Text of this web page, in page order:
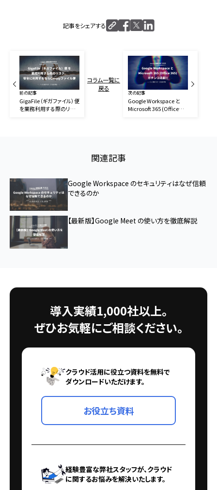
記事をシェアする
前の記事
GigaFile（ギガファイル）便
を業務利用する際のリス
コラム一覧に
戻る
次の記事
Google Workspace と
Microsoft 365 (Office
関連記事
Google Workspace のセキュリティはなぜ信頼
できるのか
【最新版】Google Meet の使い方を徹底解説
導入実績1,000社以上。
ぜひお気軽にご相談ください。
クラウド活用に役立つ資料を無料で
ダウンロードいただけます。
お役立ち資料
経験豊富な弊社スタッフが、クラウド
に関するお悩みを解決いたします。